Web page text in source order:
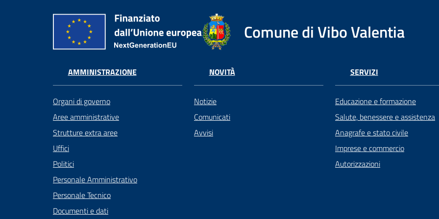
Comune di Vibo Valentia
AMMINISTRAZIONE
Organi di governo
Aree amministrative
Strutture extra aree
Uffici
Politici
Personale Amministrativo
Personale Tecnico
Documenti e dati
NOVITÀ
Notizie
Comunicati
Avvisi
SERVIZI
Educazione e formazione
Salute, benessere e assistenza
Anagrafe e stato civile
Imprese e commercio
Autorizzazioni